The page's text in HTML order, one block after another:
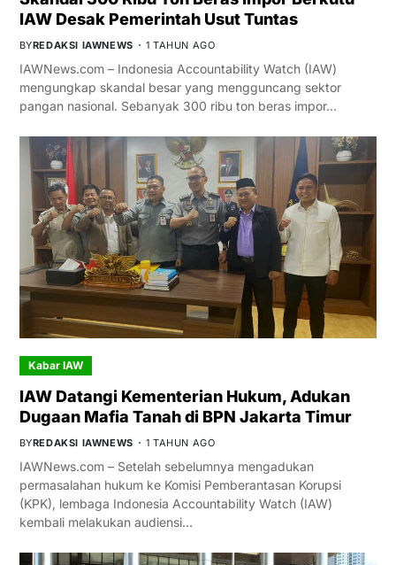
IAW Desak Pemerintah Usut Tuntas
BYREDAKSI IAWNEWS 1 TAHUN AGO
IAWNews.com – Indonesia Accountability Watch (IAW)
mengungkap skandal besar yang mengguncang sektor
pangan nasional. Sebanyak 300 ribu ton beras impor…
Kabar IAW
IAW Datangi Kementerian Hukum, Adukan
Dugaan Mafia Tanah di BPN Jakarta Timur
BYREDAKSI IAWNEWS 1 TAHUN AGO
IAWNews.com – Setelah sebelumnya mengadukan
permasalahan hukum ke Komisi Pemberantasan Korupsi
(KPK), lembaga Indonesia Accountability Watch (IAW)
kembali melakukan audiensi…